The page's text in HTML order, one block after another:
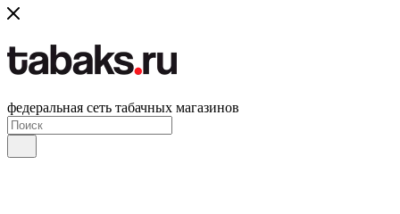
федеральная сеть табачных магазинов